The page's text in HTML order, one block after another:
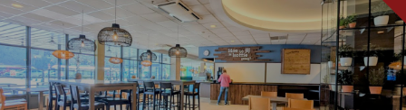
Disponible 7 jours par semaine
+ de 10 millions de membres